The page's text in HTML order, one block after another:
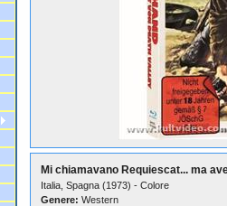
Mi chiamavano Requiescat... ma
Italia, Spagna (1973) - Colore
Genere: Western